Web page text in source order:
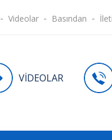
Videolar Basından
VİDEOLAR